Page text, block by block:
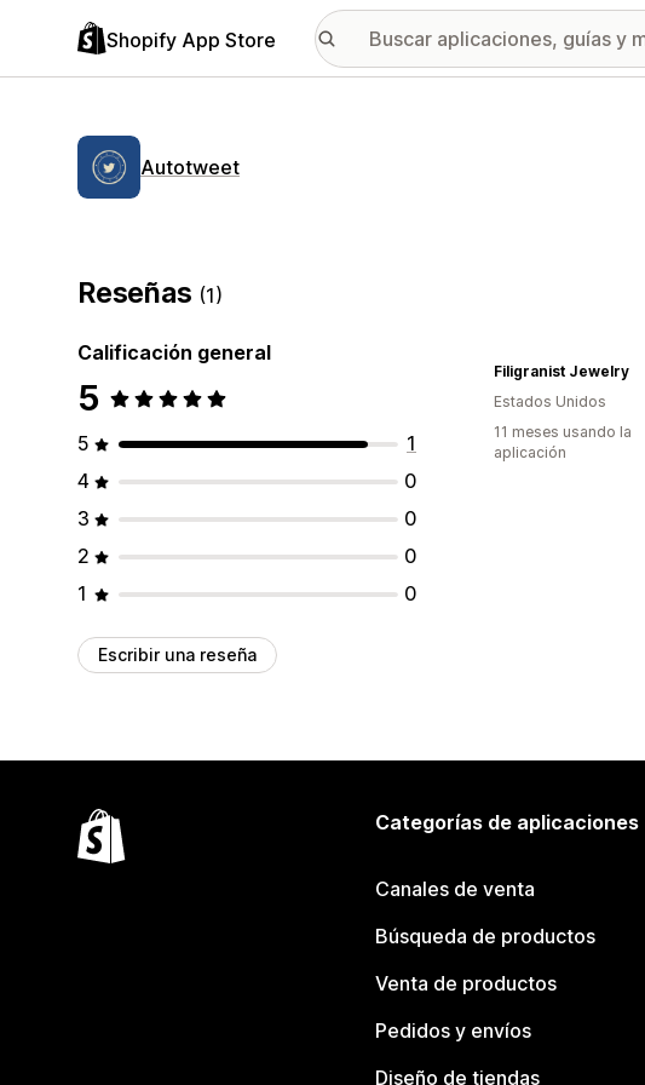
Shopify App Store
Autotweet
Reseñas (1)
Calificación general
5
5
1
4
0
3
0
2
0
1
0
Escribir una reseña
Filigranist Jewelry
Estados Unidos
11 meses usando la
aplicación
Categorías de aplicaciones
Canales de venta
Búsqueda de productos
Venta de productos
Pedidos y envíos
Diseño de tiendas